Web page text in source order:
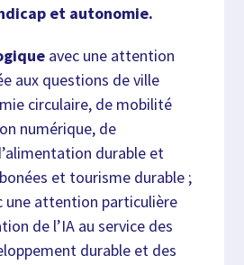
et autonomie.
avec une attention
aux questions de ville
circulaire, de mobilité
numérique, de
durable et
et tourisme durable ;
une attention particulière
de l’IA au service des
durable et des